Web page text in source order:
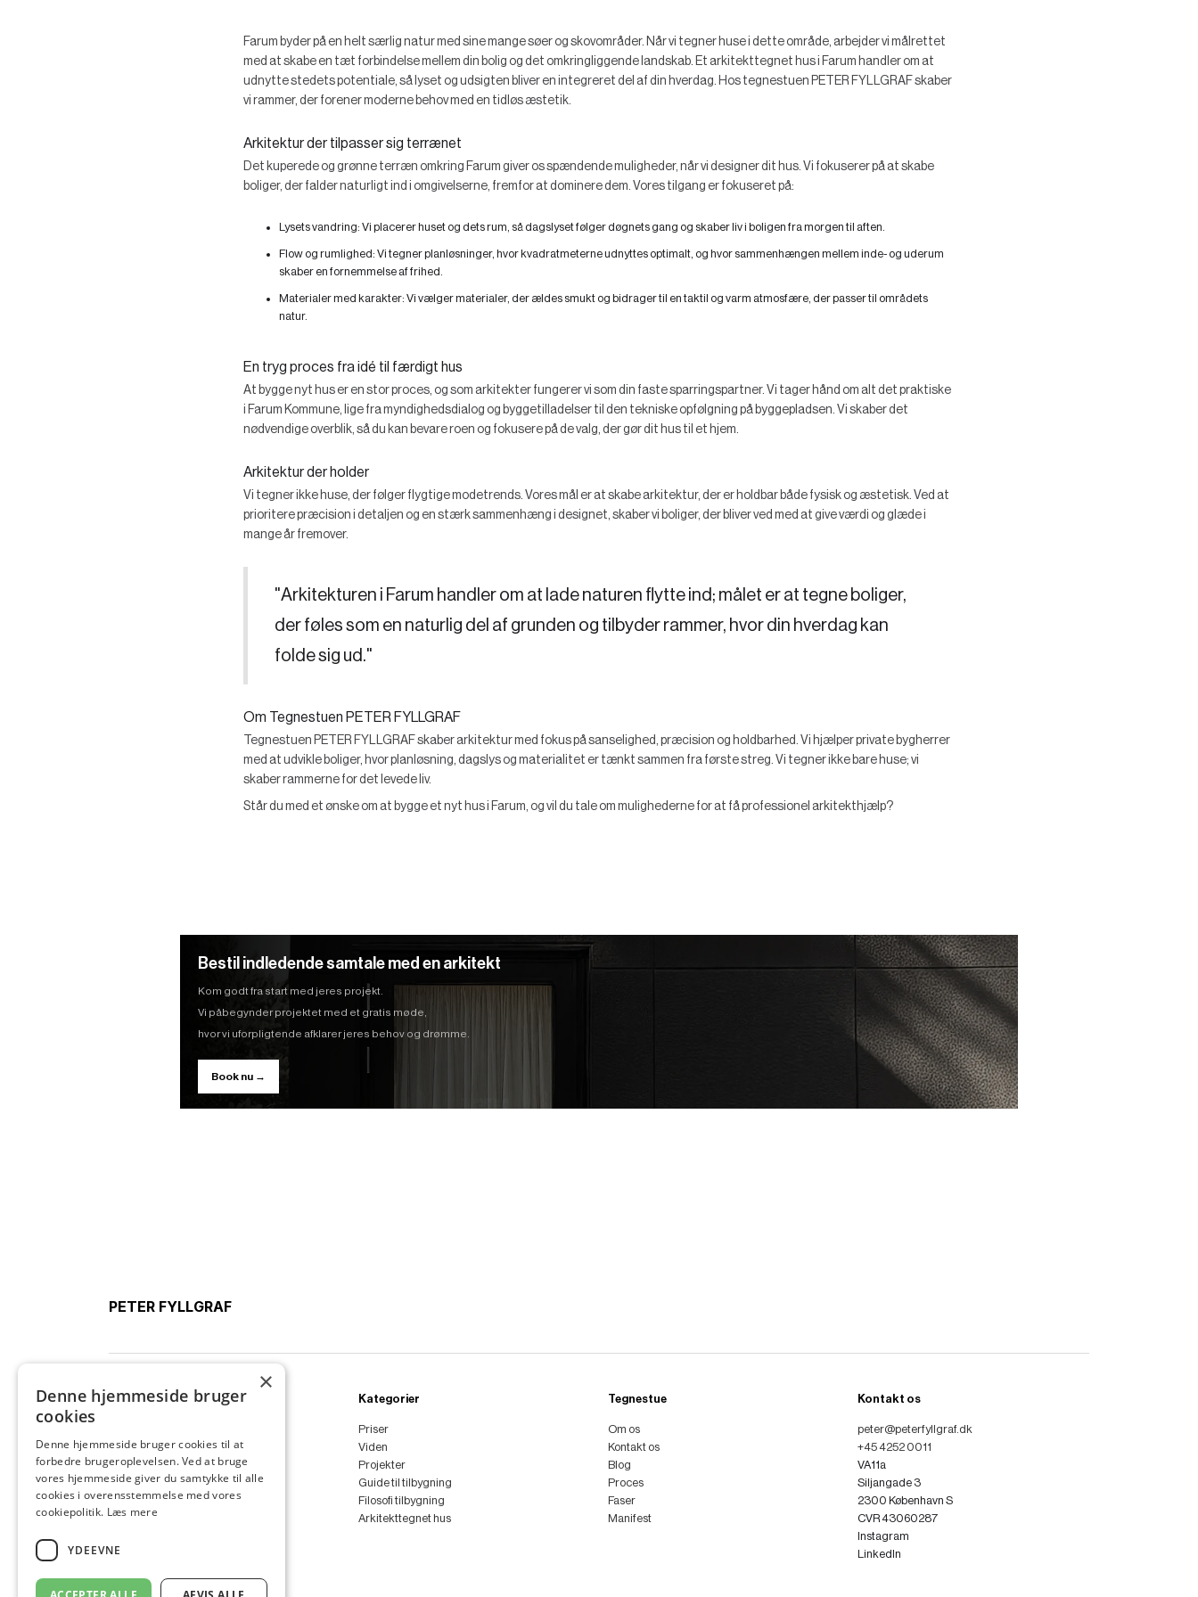
Farum byder på en helt særlig natur med sine mange søer og skovområder. Når vi tegner huse i dette område, arbejder vi målrettet
med at skabe en tæt forbindelse mellem din bolig og det omkringliggende landskab. Et arkitekttegnet hus i Farum handler om at
udnytte stedets potentiale, så lyset og udsigten bliver en integreret del af din hverdag. Hos tegnestuen PETER FYLLGRAF skaber
vi rammer, der forener moderne behov med en tidløs æstetik.
Arkitektur der tilpasser sig terrænet
Det kuperede og grønne terræn omkring Farum giver os spændende muligheder, når vi designer dit hus. Vi fokuserer på at skabe
boliger, der falder naturligt ind i omgivelserne, fremfor at dominere dem. Vores tilgang er fokuseret på:
Lysets vandring: Vi placerer huset og dets rum, så dagslyset følger døgnets gang og skaber liv i boligen fra morgen til aften.
Flow og rumlighed: Vi tegner planløsninger, hvor kvadratmeterne udnyttes optimalt, og hvor sammenhængen mellem inde- og uderum
skaber en fornemmelse af frihed.
Materialer med karakter: Vi vælger materialer, der ældes smukt og bidrager til en taktil og varm atmosfære, der passer til områdets
natur.
En tryg proces fra idé til færdigt hus
At bygge nyt hus er en stor proces, og som arkitekter fungerer vi som din faste sparringspartner. Vi tager hånd om alt det praktiske
i Farum Kommune, lige fra myndighedsdialog og byggetilladelser til den tekniske opfølgning på byggepladsen. Vi skaber det
nødvendige overblik, så du kan bevare roen og fokusere på de valg, der gør dit hus til et hjem.
Arkitektur der holder
Vi tegner ikke huse, der følger flygtige modetrends. Vores mål er at skabe arkitektur, der er holdbar både fysisk og æstetisk. Ved at
prioritere præcision i detaljen og en stærk sammenhæng i designet, skaber vi boliger, der bliver ved med at give værdi og glæde i
mange år fremover.
"Arkitekturen i Farum handler om at lade naturen flytte ind; målet er at tegne boliger,
der føles som en naturlig del af grunden og tilbyder rammer, hvor din hverdag kan
folde sig ud."
Om Tegnestuen PETER FYLLGRAF
Tegnestuen PETER FYLLGRAF skaber arkitektur med fokus på sanselighed, præcision og holdbarhed. Vi hjælper private bygherrer
med at udvikle boliger, hvor planløsning, dagslys og materialitet er tænkt sammen fra første streg. Vi tegner ikke bare huse; vi
skaber rammerne for det levede liv.
Står du med et ønske om at bygge et nyt hus i Farum, og vil du tale om mulighederne for at få professionel arkitekthjælp?
Bestil indledende samtale med en arkitekt
Kom godt fra start med jeres projekt.
Vi påbegynder projektet med et gratis møde,
hvor vi uforpligtende afklarer jeres behov og drømme.
Book nu →
PETER FYLLGRAF
Ydelser
Sommerhus
Anneks
Tilbygning
Ombygning
Renovering
Kategorier
Priser
Viden
Projekter
Guide til tilbygning
Filosofi tilbygning
Arkitekttegnet hus
Tegnestue
Om os
Kontakt os
Blog
Proces
Faser
Manifest
Kontakt os
peter@peterfyllgraf.dk
+45 4252 0011
VA11a
Siljangade 3
2300 København S
CVR 43060287
Instagram
LinkedIn
×
Denne hjemmeside bruger
cookies
Denne hjemmeside bruger cookies til at
forbedre brugeroplevelsen. Ved at bruge
vores hjemmeside giver du samtykke til alle
cookies i overensstemmelse med vores
cookiepolitik. Læs mere
YDEEVNE